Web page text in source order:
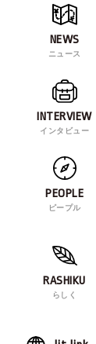
NEWS
ニュース
INTERVIEW
インタビュー
PEOPLE
ピープル
RASHIKU
らしく